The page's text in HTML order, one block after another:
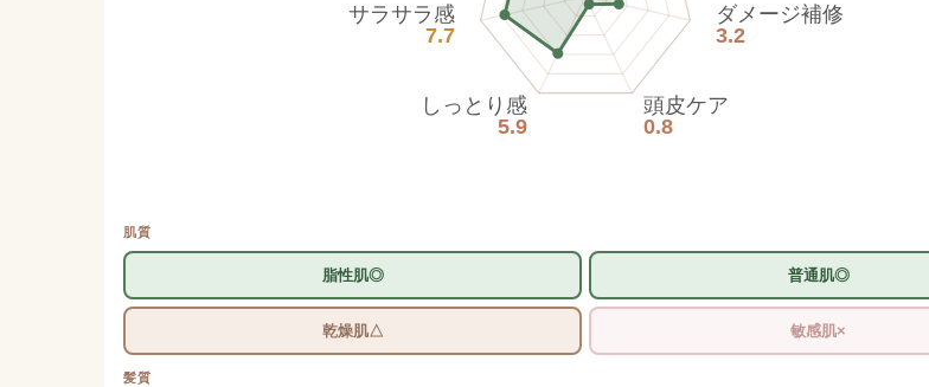
ダメージ補修
3.2
頭皮ケア
0.8
しっとり感
5.9
サラサラ感
7.7
肌質
脂性肌◎ 普通肌◎
乾燥肌△ 敏感肌×
髪質